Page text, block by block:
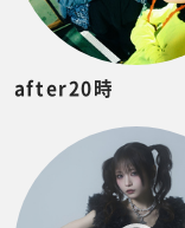
after20時